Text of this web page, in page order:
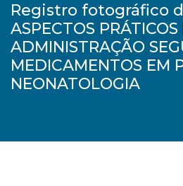
Registro fotográfico
ASPECTOS
ADMINISTRAÇÃO
MEDICAMENTOS EM
NEONATOLOGIA